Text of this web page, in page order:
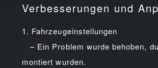
Verbesserungen und
1. Fahrzeugeinstellungen
– Ein Problem wurde behoben,
montiert wurden.